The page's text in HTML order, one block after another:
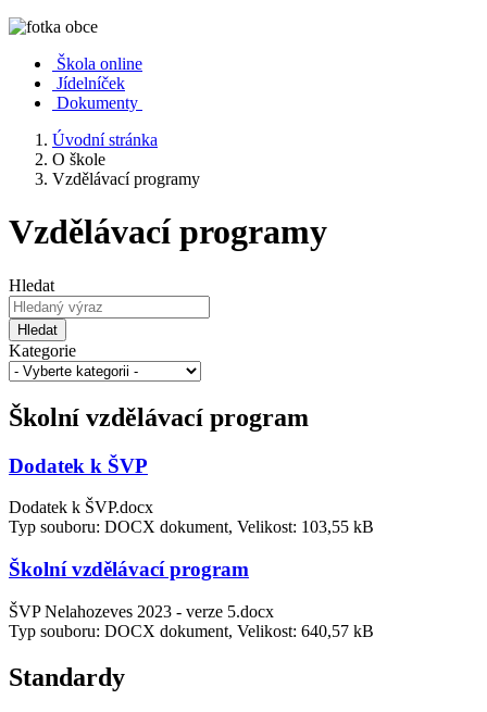
Škola online
Jídelníček
Dokumenty
Úvodní stránka
O škole
Vzdělávací programy
Vzdělávací programy
Hledat
Hledat
Kategorie
Školní vzdělávací program
Dodatek k ŠVP
Dodatek k ŠVP.docx
Typ souboru: DOCX dokument, Velikost: 103,55 kB
Školní vzdělávací program
ŠVP Nelahozeves 2023 - verze 5.docx
Typ souboru: DOCX dokument, Velikost: 640,57 kB
Standardy